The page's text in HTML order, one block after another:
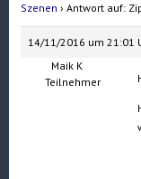
Szenen › Antwort auf:
14/11/2016 um 21:01
Maik K
Teilnehmer